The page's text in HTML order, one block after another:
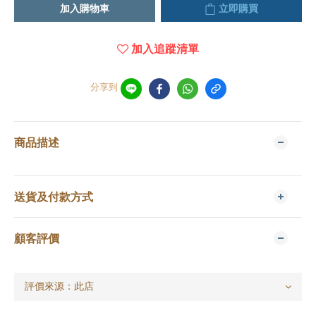
加入購物車 立即購買
加入追蹤清單
分享到
商品描述
送貨及付款方式
顧客評價